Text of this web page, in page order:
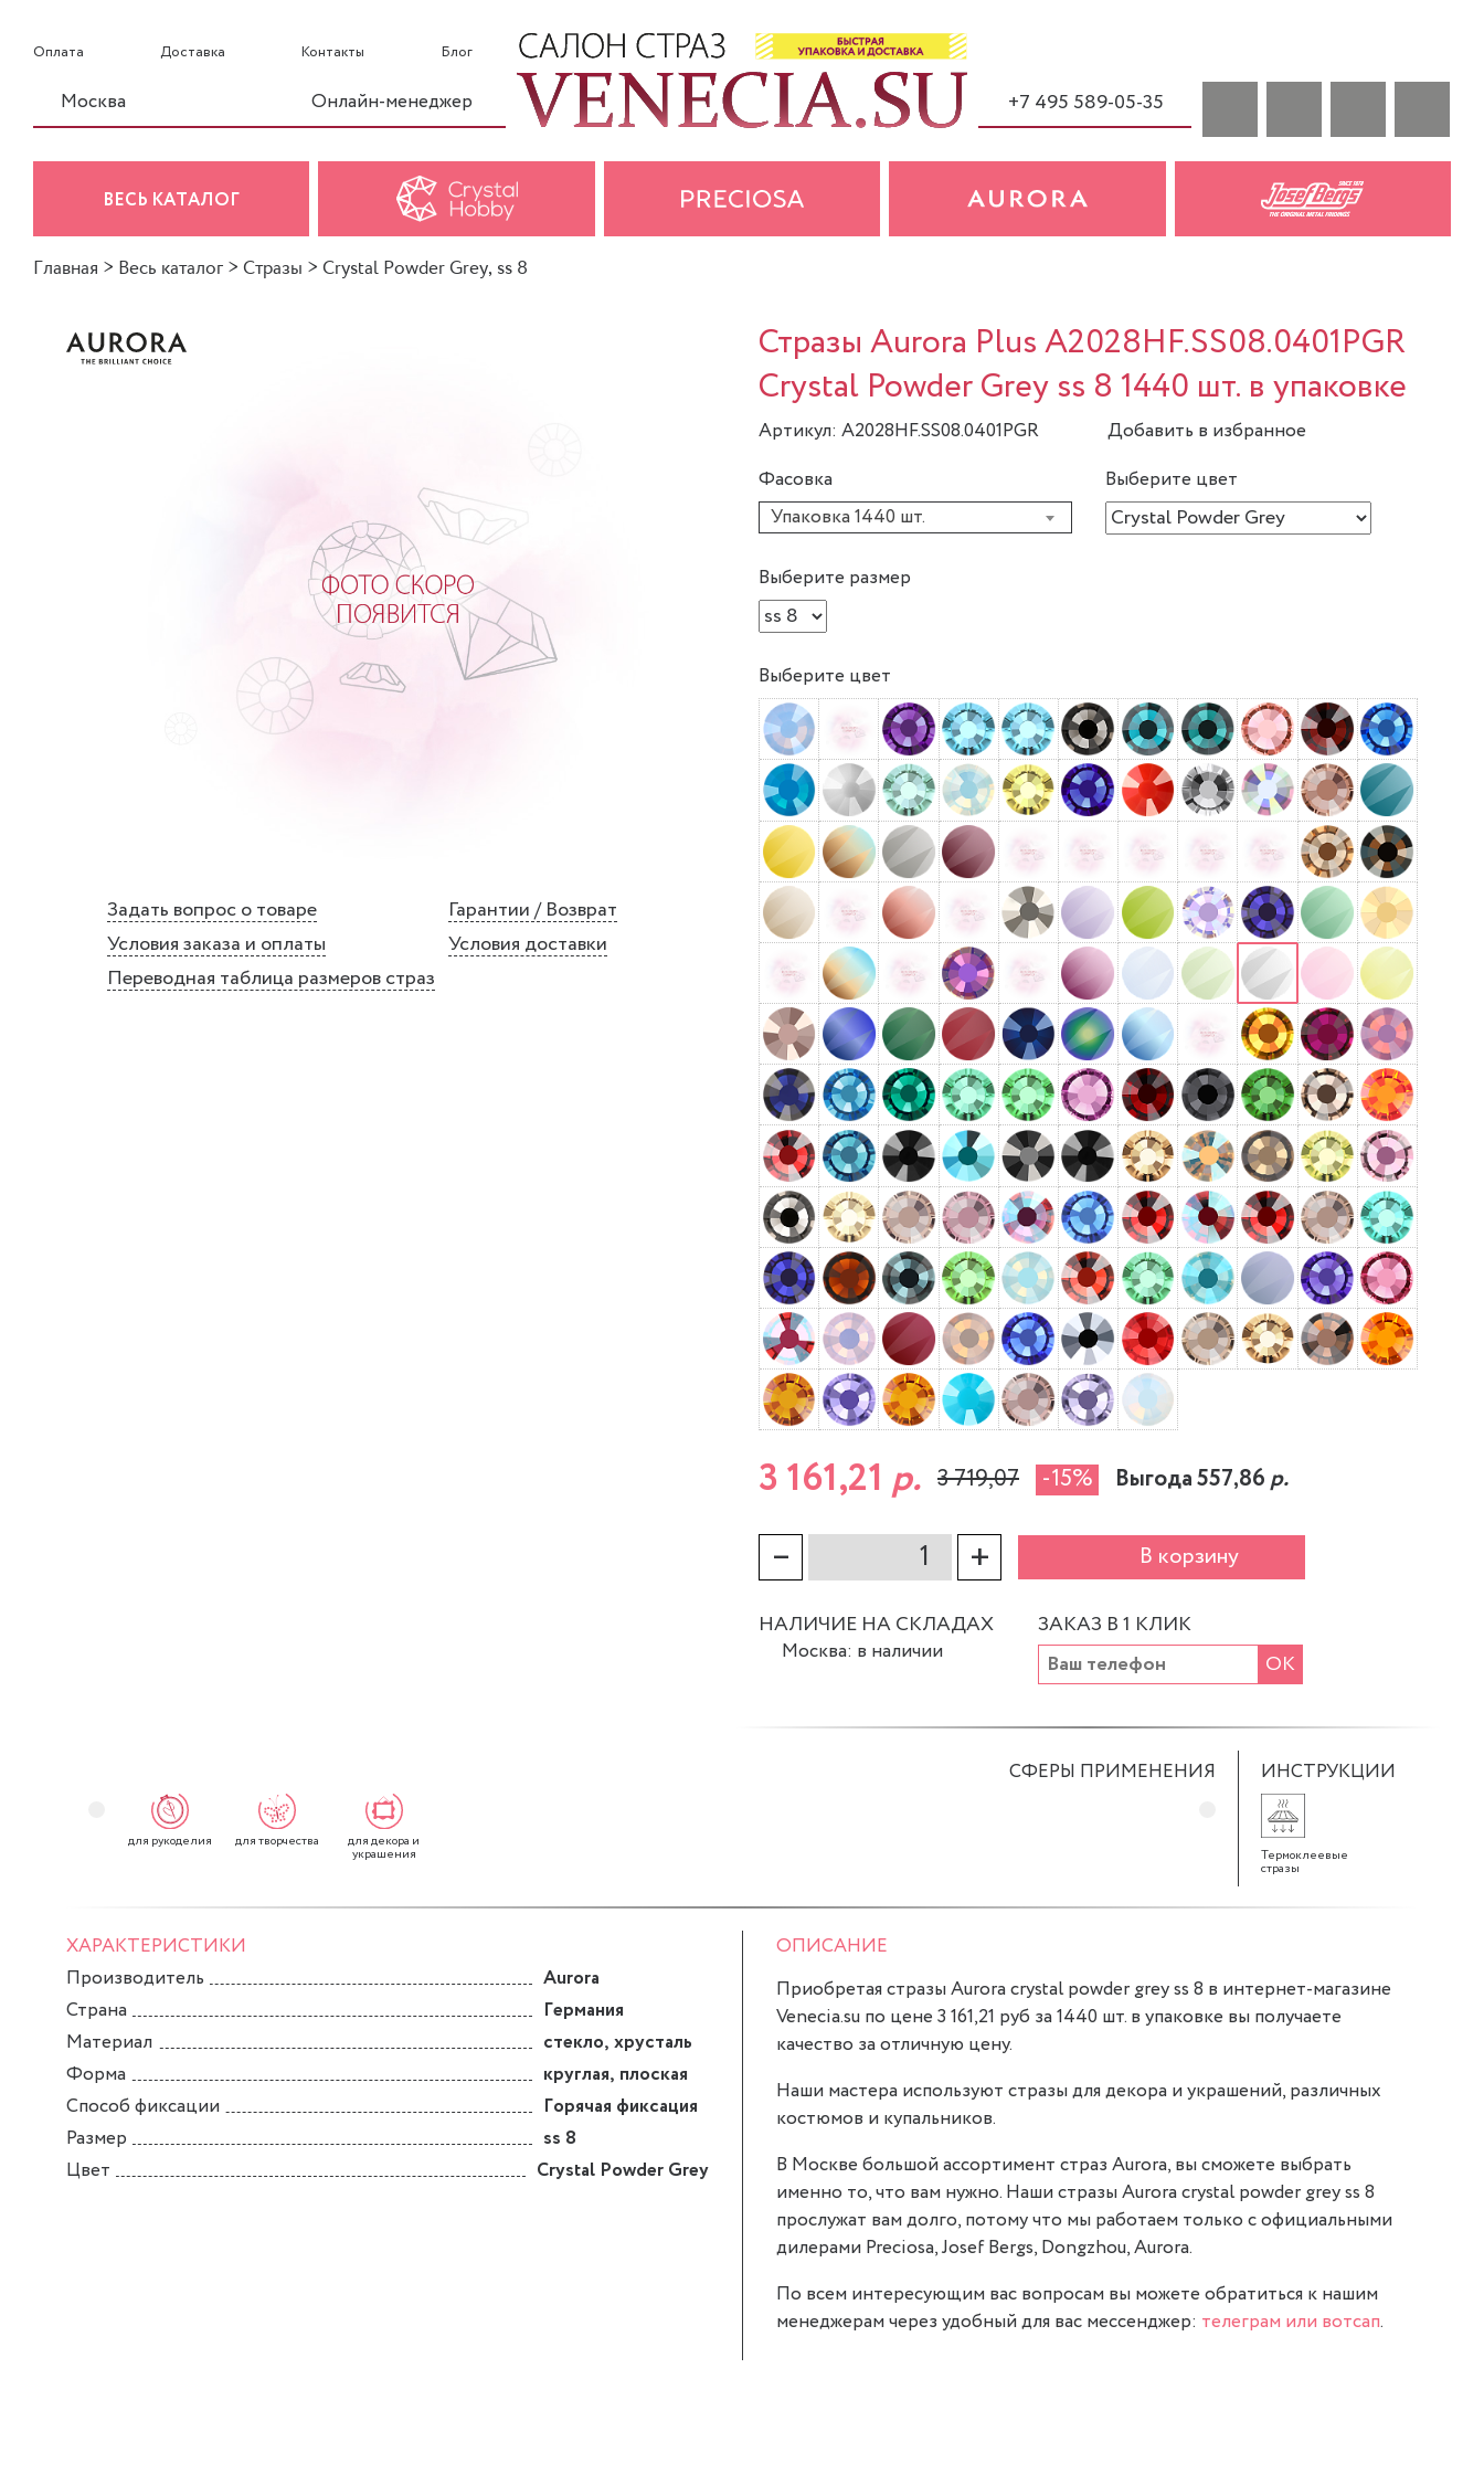
Оплата Доставка Контакты Блог
Москва Онлайн-менеджер +7 495 589-05-35
ВЕСЬ КАТАЛОГ
Главная > Весь каталог > Стразы > Crystal Powder Grey, ss 8
Задать вопрос о товаре
Гарантии / Возврат
Условия заказа и оплаты
Условия доставки
Переводная таблица размеров страз
Стразы Aurora Plus A2028HF.SS08.0401PGR
Crystal Powder Grey ss 8 1440 шт. в упаковке
Артикул: A2028HF.SS08.0401PGR
Добавить в избранное
Фасовка
Упаковка 1440 шт.
Выберите цвет
Выберите размер
Выберите цвет
3 161,21 р. 3 719,07 -15% Выгода 557,86р.
– + В корзину
НАЛИЧИЕ НА СКЛАДАХ
Москва: в наличии
ЗАКАЗ В 1 КЛИК
ОК
СФЕРЫ ПРИМЕНЕНИЯ
для рукоделия для творчества для декора и
украшения
ИНСТРУКЦИИ
Термоклеевые
стразы
ХАРАКТЕРИСТИКИ
Производитель
Aurora
Страна
Германия
Материал
стекло, хрусталь
Форма
круглая, плоская
Способ фиксации
Горячая фиксация
Размер
ss 8
Цвет
Crystal Powder Grey
ОПИСАНИЕ
Приобретая стразы Aurora crystal powder grey ss 8 в интернет-магазине
Venecia.su по цене 3 161,21 руб за 1440 шт. в упаковке вы получаете
качество за отличную цену.
Наши мастера используют стразы для декора и украшений, различных
костюмов и купальников.
В Москве большой ассортимент страз Aurora, вы сможете выбрать
именно то, что вам нужно. Наши стразы Aurora crystal powder grey ss 8
прослужат вам долго, потому что мы работаем только с официальными
дилерами Preciosa, Josef Bergs, Dongzhou, Aurora.
По всем интересующим вас вопросам вы можете обратиться к нашим
менеджерам через удобный для вас мессенджер: телеграм или вотсап.